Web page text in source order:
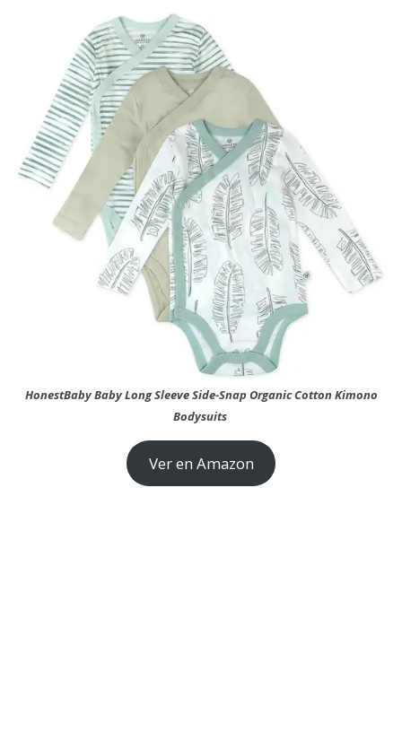
HonestBaby Baby Long Sleeve Side-Snap Organic Cotton Kimono
Bodysuits
Ver en Amazon